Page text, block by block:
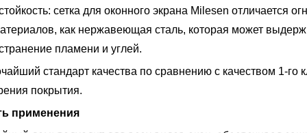
сетка для оконного экрана Milesen отличается
как нержавеющая сталь, которая может
пламени и углей.
стандарт качества по сравнению с качеством 1-
покрытия.
применения